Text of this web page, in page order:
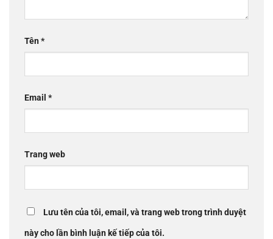
Tên*
Email *
Trang web
Lưu tên của tôi, email, và trang web trong trình duyệt
này cho lần bình luận kế tiếp của tôi.